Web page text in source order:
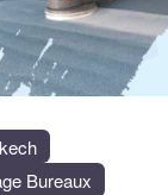
Bureaux